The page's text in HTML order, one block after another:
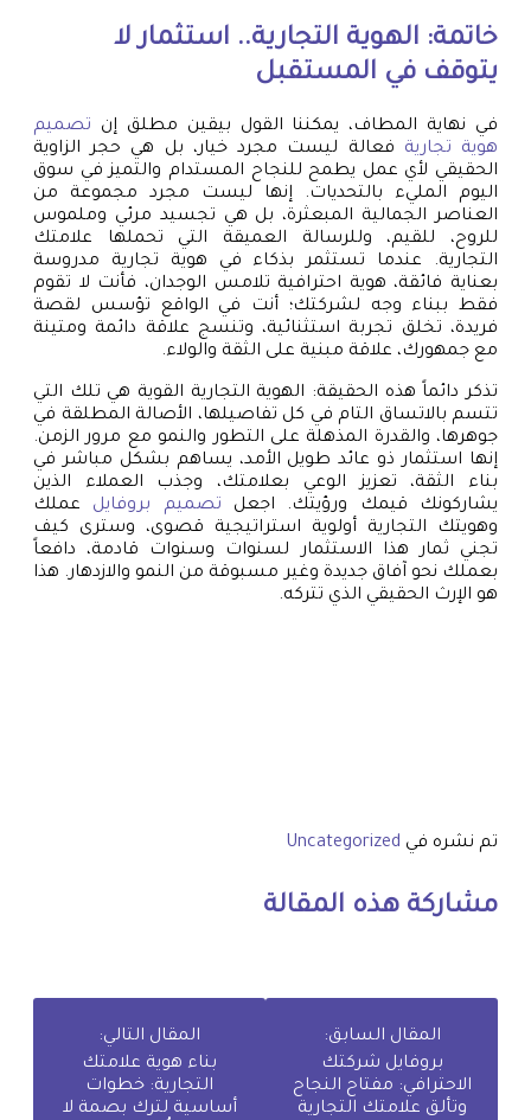
خاتمة: الهوية التجارية.. استثمار لا
يتوقف في المستقبل
في نهاية المطاف، يمكننا القول بيقين مطلق إن تصميم
هوية تجارية فعالة ليست مجرد خيار، بل هي حجر الزاوية
الحقيقي لأي عمل يطمح للنجاح المستدام والتميز في سوق
اليوم المليء بالتحديات. إنها ليست مجرد مجموعة من
العناصر الجمالية المبعثرة، بل هي تجسيد مرئي وملموس
للروح، للقيم، وللرسالة العميقة التي تحملها علامتك
التجارية. عندما تستثمر بذكاء في هوية تجارية مدروسة
بعناية فائقة، هوية احترافية تلامس الوجدان، فأنت لا تقوم
فقط ببناء وجه لشركتك؛ أنت في الواقع تؤسس لقصة
فريدة، تخلق تجربة استثنائية، وتنسج علاقة دائمة ومتينة
مع جمهورك، علاقة مبنية على الثقة والولاء.
تذكر دائماً هذه الحقيقة: الهوية التجارية القوية هي تلك التي
تتسم بالاتساق التام في كل تفاصيلها، الأصالة المطلقة في
جوهرها، والقدرة المذهلة على التطور والنمو مع مرور الزمن.
إنها استثمار ذو عائد طويل الأمد، يساهم بشكل مباشر في
بناء الثقة، تعزيز الوعي بعلامتك، وجذب العملاء الذين
يشاركونك قيمك ورؤيتك. اجعل تصميم بروفايل عملك
وهويتك التجارية أولوية استراتيجية قصوى، وسترى كيف
تجني ثمار هذا الاستثمار لسنوات وسنوات قادمة، دافعاً
بعملك نحو آفاق جديدة وغير مسبوقة من النمو والازدهار. هذا
هو الإرث الحقيقي الذي تتركه.
تم نشره في Uncategorized
مشاركة هذه المقالة
المقال السابق:
بروفايل شركتك
الاحترافي: مفتاح النجاح
وتألق علامتك التجارية
المقال التالي:
بناء هوية علامتك
التجارية: خطوات
أساسية لترك بصمة لا